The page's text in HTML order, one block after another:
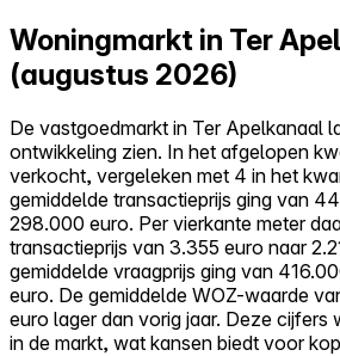
Alles-in-één
Reviews
Prijzen
Log in
Probeer Walter gratis
Woningmarkt in Ter
(augustus 2026)
De vastgoedmarkt in Ter Apelkanaal
ontwikkeling zien. In het afgelopen
verkocht, vergeleken met 4 in het
gemiddelde transactieprijs ging van
298.000 euro. Per vierkante meter
transactieprijs van 3.355 euro naar
gemiddelde vraagprijs ging van
euro. De gemiddelde WOZ-waarde
euro lager dan vorig jaar. Deze cijfers
in de markt, wat kansen biedt voor